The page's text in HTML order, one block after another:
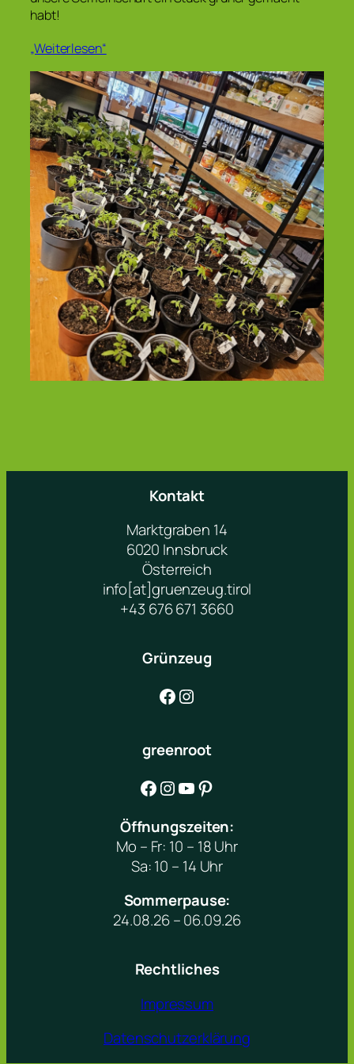
habt!
„Weiterlesen“
Kontakt
Marktgraben 14
6020 Innsbruck
Österreich
info[at]gruenzeug.tirol
+43 676 671 3660
Grünzeug
Facebook Instagram
greenroot
Facebook Instagram YouTube Pinterest
Öffnungszeiten:
Mo – Fr: 10 – 18 Uhr
Sa: 10 – 14 Uhr
Sommerpause:
24.08.26 – 06.09.26
Rechtliches
Impressum
Datenschutzerklärung